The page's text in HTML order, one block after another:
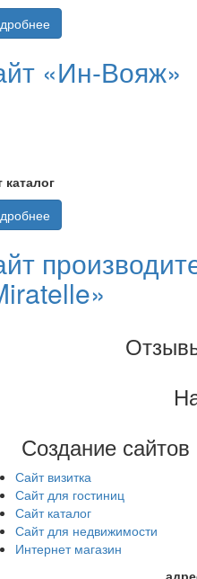
«Ин-Вояж»
каталог
Создание сайтов
Сайт визитка
Сайт для гостиниц
Сайт каталог
Сайт для недвижимости
Интернет магазин